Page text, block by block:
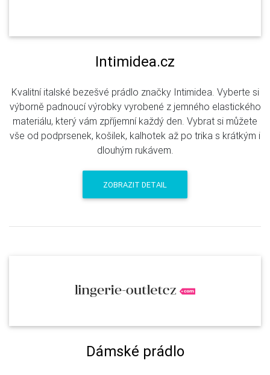
Intimidea.cz
Kvalitní italské bezešvé prádlo značky Intimidea. Vyberte si
výborně padnoucí výrobky vyrobené z jemného elastického
materiálu, který vám zpříjemní každý den. Vybrat si můžete
vše od podprsenek, košilek, kalhotek až po trika s krátkým i
dlouhým rukávem.
ZOBRAZIT DETAIL
Dámské prádlo